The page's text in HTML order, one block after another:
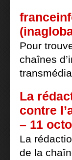
Pour
chaînes
La
contre
– 11
La
de la